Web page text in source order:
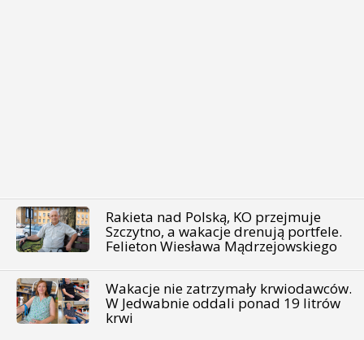
Rakieta nad Polską, KO przejmuje
Szczytno, a wakacje drenują portfele.
Felieton Wiesława Mądrzejowskiego
Wakacje nie zatrzymały krwiodawców.
W Jedwabnie oddali ponad 19 litrów
krwi